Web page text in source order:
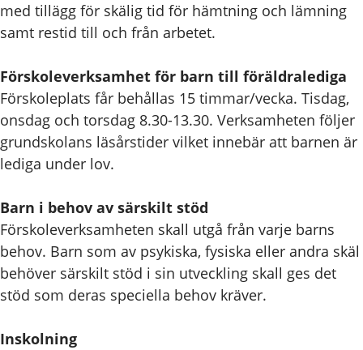
med tillägg för skälig tid för hämtning och lämning
samt restid till och från arbetet.
Förskoleverksamhet för barn till föräldralediga
Förskoleplats får behållas 15 timmar/vecka. Tisdag,
onsdag och torsdag 8.30-13.30. Verksamheten följer
grundskolans läsårstider vilket innebär att barnen är
lediga under lov.
Barn i behov av särskilt stöd
Förskoleverksamheten skall utgå från varje barns
behov. Barn som av psykiska, fysiska eller andra skäl
behöver särskilt stöd i sin utveckling skall ges det
stöd som deras speciella behov kräver.
Inskolning